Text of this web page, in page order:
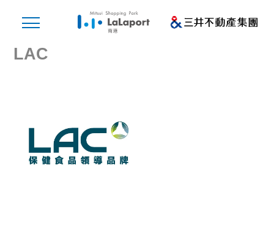
LAC